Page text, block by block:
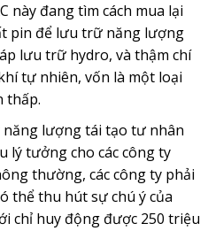
này đang tìm cách mua lại
pin để lưu trữ năng lượng
lưu trữ hydro, và thậm chí
tự nhiên, vốn là một loại
thấp.
năng lượng tái tạo tư nhân
lý tưởng cho các công ty
thường, các công ty phải
thể thu hút sự chú ý của
chỉ huy động được 250 triệu